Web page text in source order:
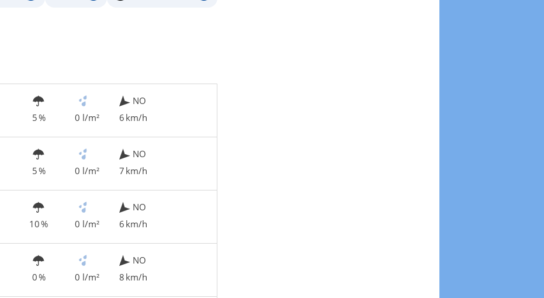
5 % 0 l/m²
NO
6 km/h
5 % 0 l/m²
NO
7 km/h
10 % 0 l/m²
NO
6 km/h
0 % 0 l/m²
NO
8 km/h